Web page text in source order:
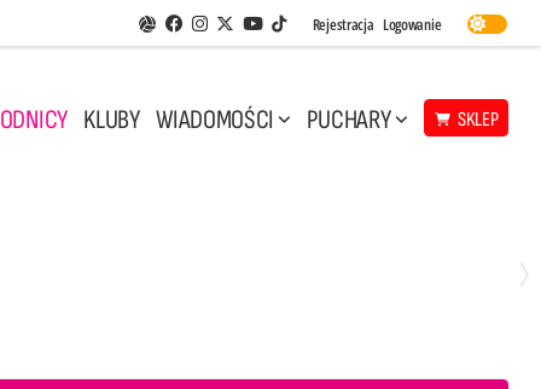
Aplikacja Siatkarskie Ligi
Facebook
Instagram
Twitter
Youtube
TikTok
Rejestracja Logowanie
KLUBY WIADOMOŚCI PUCHARY SKLEP